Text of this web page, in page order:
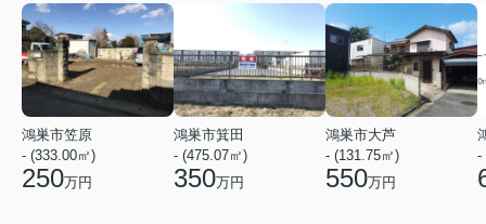
鴻巣市笠原
- (333.00㎡)
250万円
鴻巣市箕田
- (475.07㎡)
350万円
鴻巣市大芦
- (131.75㎡)
550万円
-